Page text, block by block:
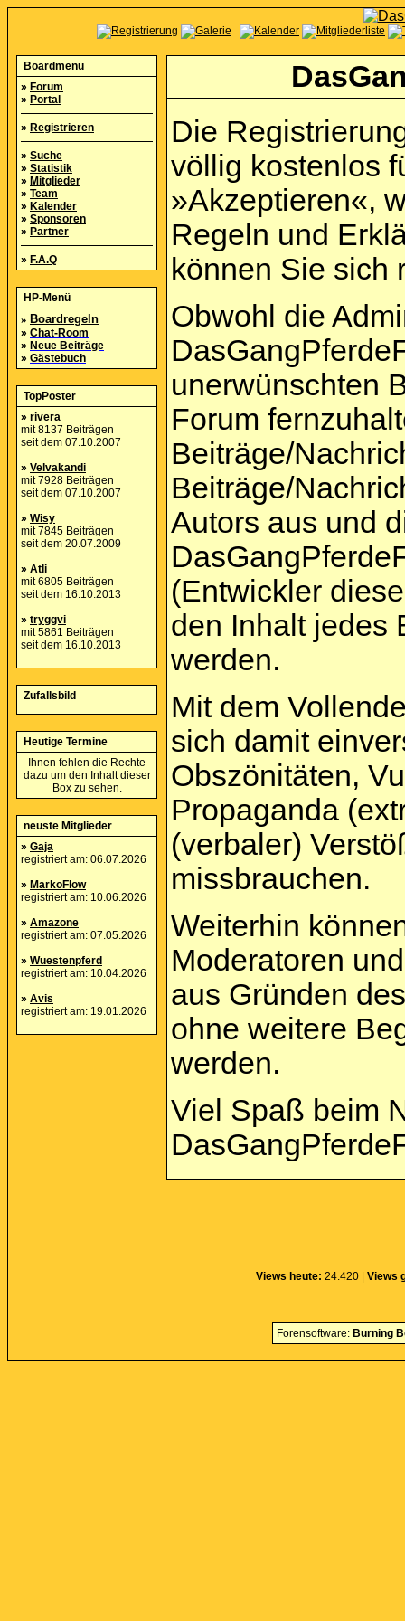
Boardmenü
» Forum
» Portal
» Registrieren
» Suche
» Statistik
» Mitglieder
» Team
» Kalender
» Sponsoren
» Partner
» F.A.Q
HP-Menü
» Boardregeln
» Chat-Room
» Neue Beiträge
» Gästebuch
TopPoster
» rivera
mit 8137 Beiträgen
seit dem 07.10.2007
» Velvakandi
mit 7928 Beiträgen
seit dem 07.10.2007
» Wisy
mit 7845 Beiträgen
seit dem 20.07.2009
» Atli
mit 6805 Beiträgen
seit dem 16.10.2013
» tryggvi
mit 5861 Beiträgen
seit dem 16.10.2013
Zufallsbild
Heutige Termine
Ihnen fehlen die Rechte
dazu um den Inhalt dieser
Box zu sehen.
neuste Mitglieder
» Gaja
registriert am: 06.07.2026
» MarkoFlow
registriert am: 10.06.2026
» Amazone
registriert am: 07.05.2026
» Wuestenpferd
registriert am: 10.04.2026
» Avis
registriert am: 19.01.2026
Die
völlig kostenlos
»Akzeptieren«,
Regeln und
können Sie sich
Obwohl die
unerwünschten
Forum
Beiträge/
Beiträge/
Autors aus und
(Entwickler
den Inhalt jedes
werden.
Mit dem
sich damit
Obszönitäten,
Propaganda
(verbaler)
missbrauchen.
Weiterhin
Moderatoren
aus Gründen
ohne weitere
werden.
Viel Spaß beim
Views heute: 24.420 | Views
Forensoftware: Burning